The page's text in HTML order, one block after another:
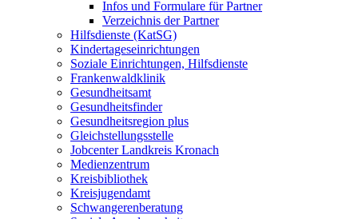
Infos und Formulare für Partner
Verzeichnis der Partner
Hilfsdienste (KatSG)
Kindertageseinrichtungen
Soziale Einrichtungen, Hilfsdienste
Frankenwaldklinik
Gesundheitsamt
Gesundheitsfinder
Gesundheitsregion plus
Gleichstellungsstelle
Jobcenter Landkreis Kronach
Medienzentrum
Kreisbibliothek
Kreisjugendamt
Schwangerenberatung